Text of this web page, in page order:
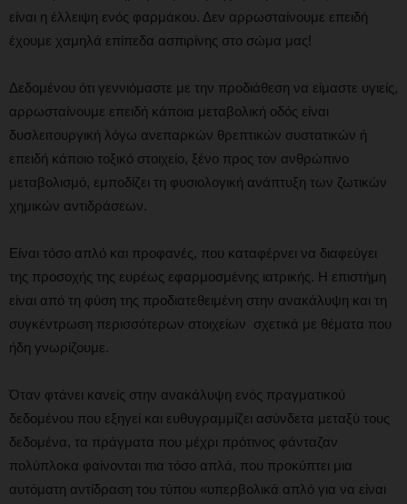
είναι η έλλειψη ενός φαρμάκου. Δεν αρρωσταίνουμε επειδή
έχουμε χαμηλά επίπεδα ασπιρίνης στο σώμα μας!
Δεδομένου ότι γεννιόμαστε με την προδιάθεση να είμαστε υγιείς,
αρρωσταίνουμε επειδή κάποια μεταβολική οδός είναι
δυσλειτουργική λόγω ανεπαρκών θρεπτικών συστατικών ή
επειδή κάποιο τοξικό στοιχείο, ξένο προς τον ανθρώπινο
μεταβολισμό, εμποδίζει τη φυσιολογική ανάπτυξη των ζωτικών
χημικών αντιδράσεων.
Είναι τόσο απλό και προφανές, που καταφέρνει να διαφεύγει
της προσοχής της ευρέως εφαρμοσμένης ιατρικής. Η επιστήμη
είναι από τη φύση της προδιατεθειμένη στην ανακάλυψη και τη
συγκέντρωση περισσότερων στοιχείων σχετικά με θέματα που
ήδη γνωρίζουμε.
Όταν φτάνει κανείς στην ανακάλυψη ενός πραγματικού
δεδομένου που εξηγεί και ευθυγραμμίζει ασύνδετα μεταξύ τους
δεδομένα, τα πράγματα που μέχρι πρότινος φάνταζαν
πολύπλοκα φαίνονται πια τόσο απλά, που προκύπτει μια
αυτόματη αντίδραση του τύπου «υπερβολικά απλό για να είναι